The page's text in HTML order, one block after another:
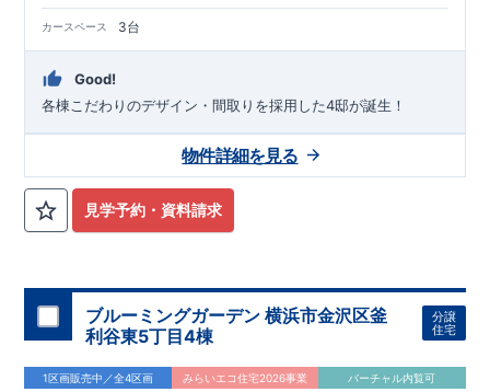
カースペース 3台
Good!
各棟こだわりのデザイン・間取りを採用した4邸が誕生！
見学予約・資料請求
物件詳細を見る
ブルーミングガーデン 横浜市金沢区釜
利谷東5丁目4棟
分譲
住宅
1区画販売中／全4区画 みらいエコ住宅2026事業 バーチャル内覧可